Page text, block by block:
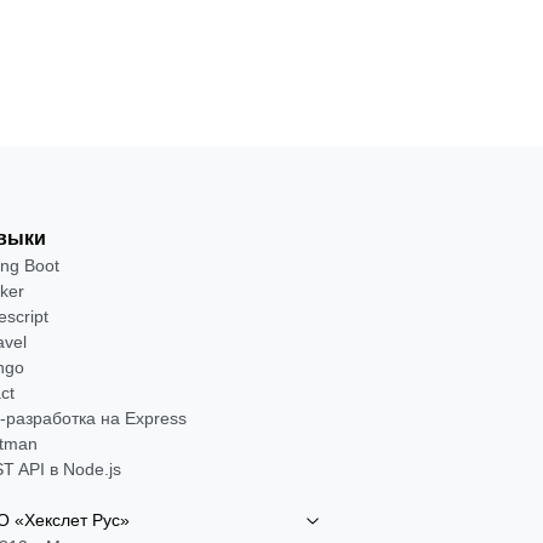
Boot
разработка на Express
API в Node.js
«Хекслет Рус»